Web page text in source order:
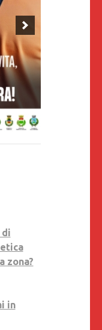
di
zona?
in